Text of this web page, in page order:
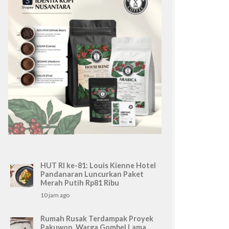
2026
HUT RI ke-81: Louis Kienne Hotel
Pandanaran Luncurkan Paket
Merah Putih Rp81 Ribu
10 jam ago
Rumah Rusak Terdampak Proyek
Pakuwon, Warga Gombel Lama